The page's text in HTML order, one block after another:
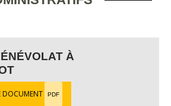
À
DOCUMENT PDF